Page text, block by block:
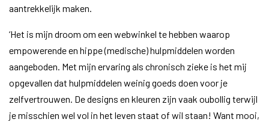
aantrekkelijk maken.
‘Het is mijn droom om een webwinkel te hebben waarop
empowerende en hippe (medische) hulpmiddelen worden
aangeboden. Met mijn ervaring als chronisch zieke is het mij
opgevallen dat hulpmiddelen weinig goeds doen voor je
zelfvertrouwen. De designs en kleuren zijn vaak oubollig terwijl
je misschien wel vol in het leven staat of wil staan! Want mooi,